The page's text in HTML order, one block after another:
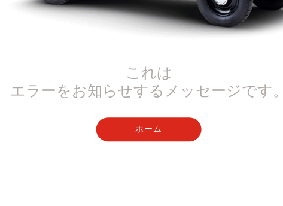
これは
エラーをお知らせするメッセージです
ホーム